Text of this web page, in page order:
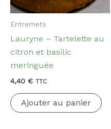
Entremets
Lauryne – Tartelette au
citron et basilic
meringuée
4,40 € TTC
Ajouter au panier